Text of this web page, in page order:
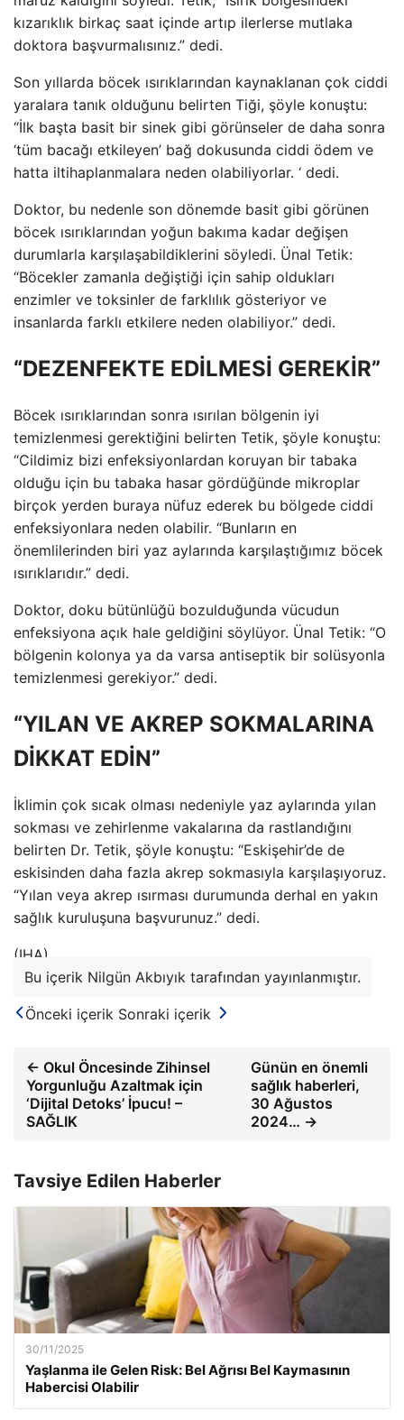
kızarıklık birkaç saat içinde artıp ilerlerse mutlaka
doktora başvurmalısınız.” dedi.
Son yıllarda böcek ısırıklarından kaynaklanan çok ciddi
yaralara tanık olduğunu belirten Tiği, şöyle konuştu:
“İlk başta basit bir sinek gibi görünseler de daha sonra
‘tüm bacağı etkileyen’ bağ dokusunda ciddi ödem ve
hatta iltihaplanmalara neden olabiliyorlar. ‘ dedi.
Doktor, bu nedenle son dönemde basit gibi görünen
böcek ısırıklarından yoğun bakıma kadar değişen
durumlarla karşılaşabildiklerini söyledi. Ünal Tetik:
“Böcekler zamanla değiştiği için sahip oldukları
enzimler ve toksinler de farklılık gösteriyor ve
insanlarda farklı etkilere neden olabiliyor.” dedi.
“DEZENFEKTE EDİLMESİ GEREKİR”
Böcek ısırıklarından sonra ısırılan bölgenin iyi
temizlenmesi gerektiğini belirten Tetik, şöyle konuştu:
“Cildimiz bizi enfeksiyonlardan koruyan bir tabaka
olduğu için bu tabaka hasar gördüğünde mikroplar
birçok yerden buraya nüfuz ederek bu bölgede ciddi
enfeksiyonlara neden olabilir. “Bunların en
önemlilerinden biri yaz aylarında karşılaştığımız böcek
ısırıklarıdır.” dedi.
Doktor, doku bütünlüğü bozulduğunda vücudun
enfeksiyona açık hale geldiğini söylüyor. Ünal Tetik: “O
bölgenin kolonya ya da varsa antiseptik bir solüsyonla
temizlenmesi gerekiyor.” dedi.
“YILAN VE AKREP SOKMALARINA
DİKKAT EDİN”
İklimin çok sıcak olması nedeniyle yaz aylarında yılan
sokması ve zehirlenme vakalarına da rastlandığını
belirten Dr. Tetik, şöyle konuştu: “Eskişehir’de de
eskisinden daha fazla akrep sokmasıyla karşılaşıyoruz.
“Yılan veya akrep ısırması durumunda derhal en yakın
sağlık kuruluşuna başvurunuz.” dedi.
(IHA)
Bu içerik Nilgün Akbıyık tarafından yayınlanmıştır.
Önceki içerik Sonraki içerik
← Okul Öncesinde Zihinsel
Yorgunluğu Azaltmak için
‘Dijital Detoks’ İpucu! –
SAĞLIK
Günün en önemli
sağlık haberleri,
30 Ağustos
2024… →
Tavsiye Edilen Haberler
30/11/2025
Yaşlanma ile Gelen Risk: Bel Ağrısı Bel Kaymasının
Habercisi Olabilir